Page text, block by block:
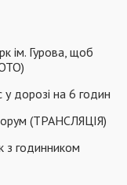
ім. Гурова, щоб
у дорозі на 6 годин
(ТРАНСЛЯЦІЯ)
з годинником